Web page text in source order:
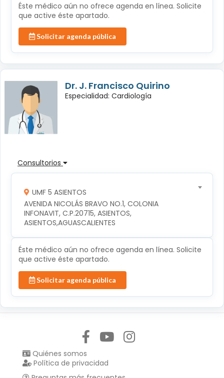
Éste médico aún no ofrece agenda en línea. Solicite
que active éste apartado.
Solicitar agenda pública
Dr. J. Francisco Quirino
Especialidad: Cardiología
Consultorios
UMF 5 ASIENTOS
AVENIDA NICOLÁS BRAVO NO.1, COLONIA
INFONAVIT, C.P.20715, ASIENTOS,
ASIENTOS,AGUASCALIENTES
Éste médico aún no ofrece agenda en línea. Solicite
que active éste apartado.
Solicitar agenda pública
Quiénes somos
Política de privacidad